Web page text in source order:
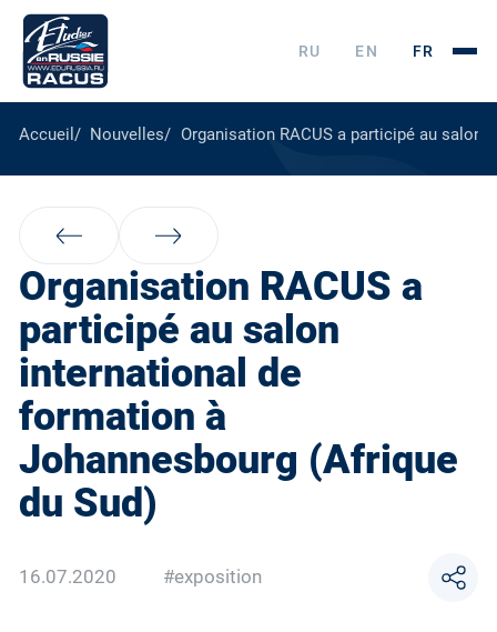
RU EN FR
Accueil Nouvelles Organisation RACUS a participé au salon
Organisation RACUS a
participé au salon
international de
formation à
Johannesbourg (Afrique
du Sud)
16.07.2020 #exposition